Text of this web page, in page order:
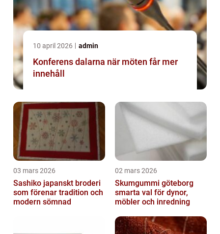
10 april 2026 admin
Konferens dalarna när möten får mer
innehåll
03 mars 2026
Sashiko japanskt broderi
som förenar tradition och
modern sömnad
02 mars 2026
Skumgummi göteborg
smarta val för dynor,
möbler och inredning